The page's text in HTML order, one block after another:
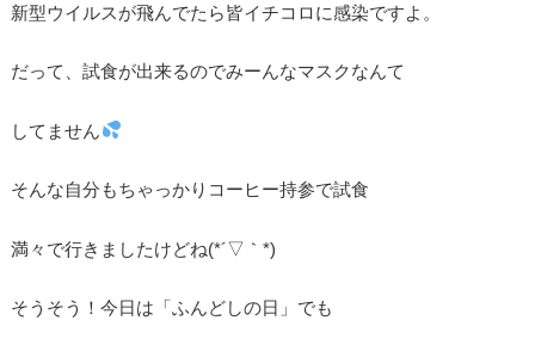
新型ウイルスが飛んでたら皆イチコロに感染ですよ。
だって、試食が出来るのでみーんなマスクなんて
してません
そんな自分もちゃっかりコーヒー持参で試食
満々で行きましたけどね(*´▽｀*)
そうそう！今日は「ふんどしの日」でも